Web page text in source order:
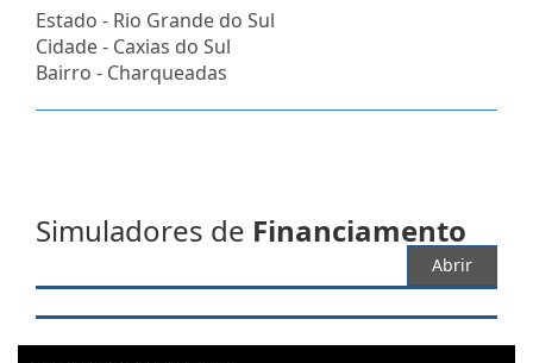
Estado - Rio Grande do Sul
Cidade - Caxias do Sul
Bairro - Charqueadas
Simuladores de Financiamento
Abrir